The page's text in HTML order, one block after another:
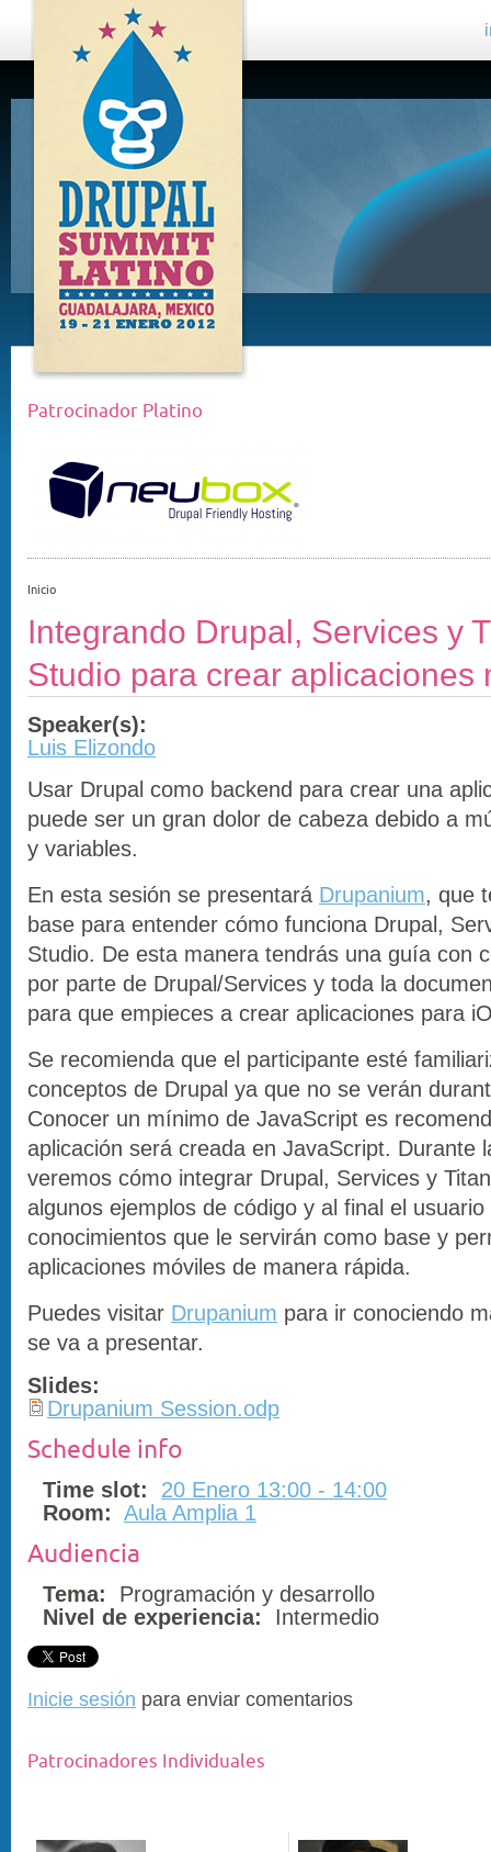
DRUPAL
SUMMIT
LATINO,
GUADALAJARA
2012
Patrocinador Platino
Inicio
Integrando Drupal, Services y
Studio para crear aplicaciones
Speaker(s):
Luis Elizondo
Usar Drupal como backend para crear una
puede ser un gran dolor de cabeza debido a
y variables.
En esta sesión se presentará Drupanium, que
base para entender cómo funciona Drupal,
Studio. De esta manera tendrás una guía con
por parte de Drupal/Services y toda la
para que empieces a crear aplicaciones para
Se recomienda que el participante esté
conceptos de Drupal ya que no se verán
Conocer un mínimo de JavaScript es
aplicación será creada en JavaScript. Durante
veremos cómo integrar Drupal, Services y
algunos ejemplos de código y al final el
conocimientos que le servirán como base y
aplicaciones móviles de manera rápida.
Puedes visitar Drupanium para ir conociendo
se va a presentar.
Slides:
Drupanium Session.odp
Schedule info
Time slot:
20 Enero 13:00 - 14:00
Room: Aula Amplia 1
Audiencia
Tema:
Programación y desarrollo
Nivel de experiencia:
Intermedio
Inicie sesión para enviar comentarios
Patrocinadores Individuales